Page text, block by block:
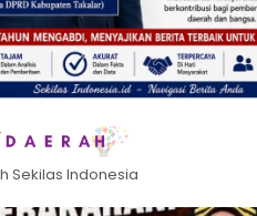
Sekilas Indonesia